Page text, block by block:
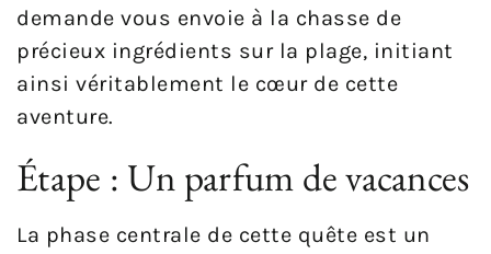
demande vous envoie à la chasse de
précieux ingrédients sur la plage, initiant
ainsi véritablement le cœur de cette
aventure.
Étape : Un parfum de vacances
La phase centrale de cette quête est un